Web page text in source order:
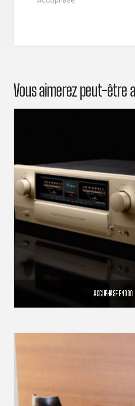
Vous aimerez peut-être
ACCUPHASE E4000
AJOUTER AU